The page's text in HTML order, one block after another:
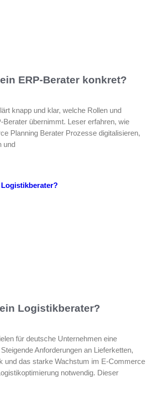
ERP-Berater konkret?
knapp und klar, welche Rollen und
Berater übernimmt. Leser erfahren, wie
Planning Berater Prozesse digitalisieren,
und
Logistikberater?
für deutsche Unternehmen eine
Anforderungen an Lieferketten,
und das starke Wachstum im E‑Commerce
notwendig. Dieser